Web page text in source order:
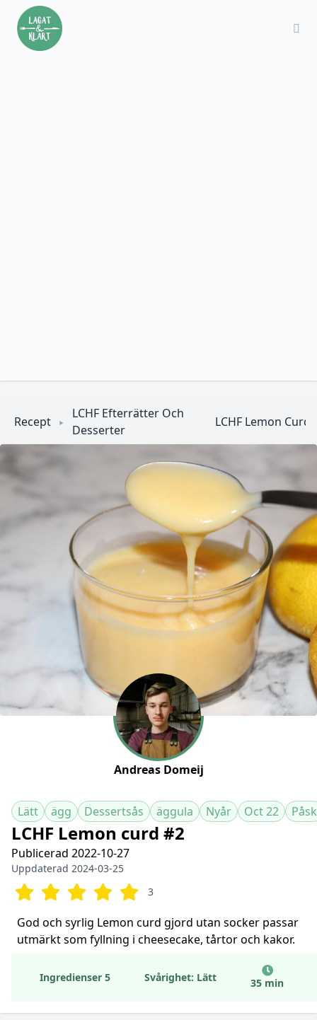
Recept
LCHF Efterrätter Och
Desserter
LCHF Lemon Curd
Andreas Domeij
Lätt ägg Dessertsås äggula Nyår Oct 22 Påsk
LCHF Lemon curd #2
Publicerad 2022-10-27
Uppdaterad 2024-03-25
3
God och syrlig Lemon curd gjord utan socker passar
utmärkt som fyllning i cheesecake, tårtor och kakor.
Ingredienser 5 Svårighet: Lätt 35 min